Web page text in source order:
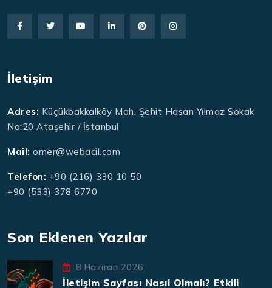
İletişim
Adres: Küçükbakkalköy Mah. Şehit Hasan Yılmaz Sokak
No:20 Ataşehir / İstanbul
Mail: omer@webacil.com
Telefon: +90 (216) 330 10 50
+90 (533) 378 6770
Son Eklenen Yazılar
8 Haziran 2026
İletişim Sayfası Nasıl Olmalı? Etkili